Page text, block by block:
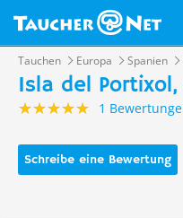
Tauchen Europa Spanien
Isla del
1
Schreibe eine Bewertung